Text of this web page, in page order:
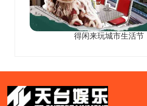
得闲来玩城市生活节